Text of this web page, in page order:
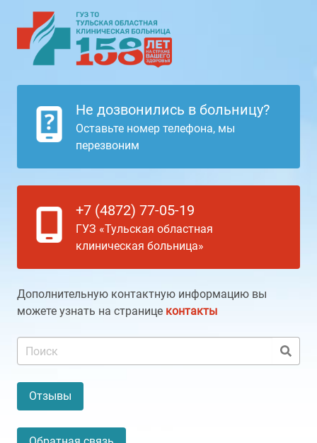
Не дозвонились в больницу?
Оставьте номер телефона, мы
перезвоним
+7 (4872) 77-05-19
ГУЗ «Тульская областная
клиническая больница»
Дополнительную контактную информацию вы
можете узнать на странице контакты
Отзывы